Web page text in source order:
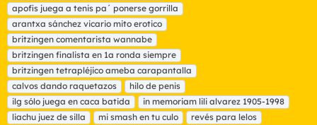
e
t
a
s
apofis juega a tenis pa´ ponerse gorrilla
arantxa sánchez vicario mito erotico
britzingen comentarista wannabe
britzingen finalista en 1a ronda siempre
britzingen tetrapléjico ameba carapantalla
calvos dando raquetazos
hilo de penis
ilg sólo juega en caca batida
in memoriam lili alvarez 1905-1998
liachu juez de silla
mi smash en tu culo
revés para lelos